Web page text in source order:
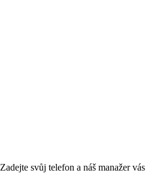
Zadejte svůj telefon a náš manažer vás